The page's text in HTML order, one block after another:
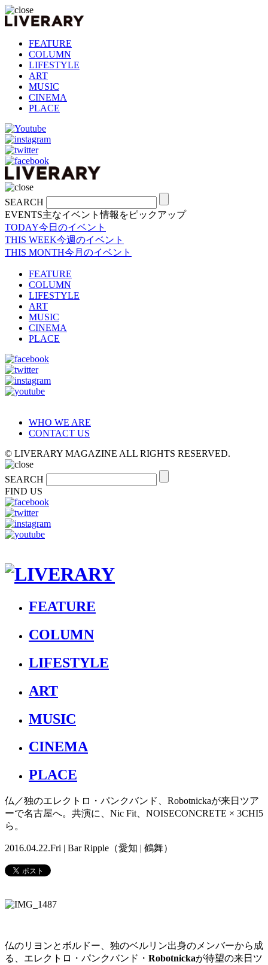
FEATURE
COLUMN
LIFESTYLE
ART
MUSIC
CINEMA
PLACE
SEARCH
EVENTS主なイベント情報をピックアップ
TODAY今日のイベント
THIS WEEK今週のイベント
THIS MONTH今月のイベント
FEATURE
COLUMN
LIFESTYLE
ART
MUSIC
CINEMA
PLACE
WHO WE ARE
CONTACT US
© LIVERARY MAGAZINE ALL RIGHTS RESERVED.
SEARCH
FIND US
FEATURE
COLUMN
LIFESTYLE
ART
MUSIC
CINEMA
PLACE
仏／独のエレクトロ・パンクバンド、Robotnickaが来日ツア
ーで名古屋へ。共演に、Nic Fit、NOISECONCRETE × 3CHI5
ら。
2016.04.22.Fri | Bar Ripple（愛知 | 鶴舞）
仏のリヨンとボルドー、独のベルリン出身のメンバーから成
る、エレクトロ・パンクバンド・ Robotnickaが待望の来日ツ